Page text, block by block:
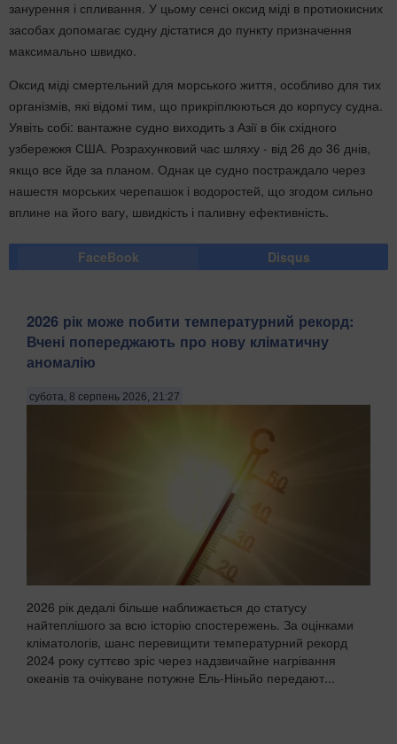
занурення і спливання. У цьому сенсі оксид міді в протиокисних
засобах допомагає судну дістатися до пункту призначення
максимально швидко.
Оксид міді смертельний для морського життя, особливо для тих
організмів, які відомі тим, що прикріплюються до корпусу судна.
Уявіть собі: вантажне судно виходить з Азії в бік східного
узбережжя США. Розрахунковий час шляху - від 26 до 36 днів,
якщо все йде за планом. Однак це судно постраждало через
нашестя морських черепашок і водоростей, що згодом сильно
вплине на його вагу, швидкість і паливну ефективність.
FaceBook Disqus
2026 рік може побити температурний рекорд:
Вчені попереджають про нову кліматичну
аномалію
субота, 8 серпень 2026, 21:27
2026 рік дедалі більше наближається до статусу
найтеплішого за всю історію спостережень. За оцінками
кліматологів, шанс перевищити температурний рекорд
2024 року суттєво зріс через надзвичайне нагрівання
океанів та очікуване потужне Ель-Ніньйо передают...